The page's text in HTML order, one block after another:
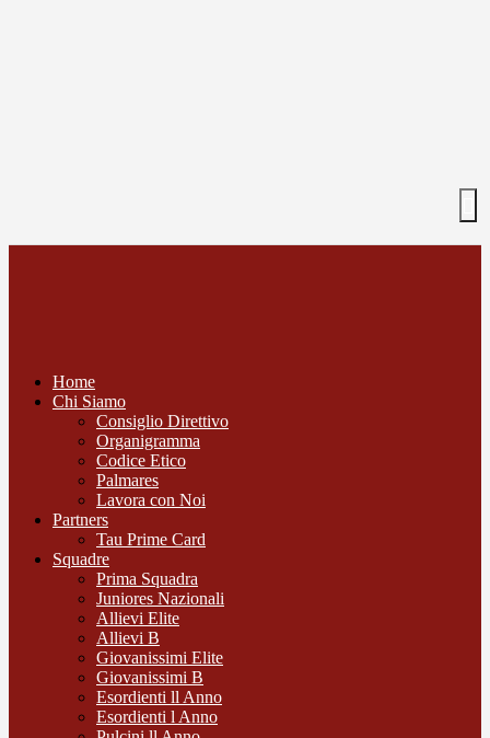
Home
Chi Siamo
Consiglio Direttivo
Organigramma
Codice Etico
Palmares
Lavora con Noi
Partners
Tau Prime Card
Squadre
Prima Squadra
Juniores Nazionali
Allievi Elite
Allievi B
Giovanissimi Elite
Giovanissimi B
Esordienti ll Anno
Esordienti l Anno